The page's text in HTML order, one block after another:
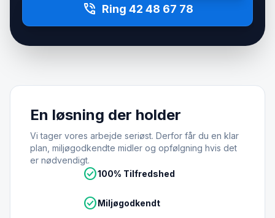
phone_in_talk Ring 42 48 67 78
En løsning der holder
Vi tager vores arbejde seriøst. Derfor får du en klar
plan, miljøgodkendte midler og opfølgning hvis det
er nødvendigt.
check_circle100% Tilfredshed
check_circleMiljøgodkendt